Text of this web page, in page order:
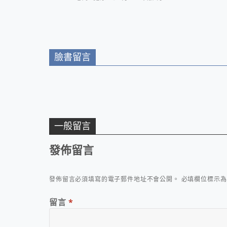
臉書留言
一般留言
發佈留言
發佈留言必須填寫的電子郵件地址不會公開。 必填欄位標示
留言 *